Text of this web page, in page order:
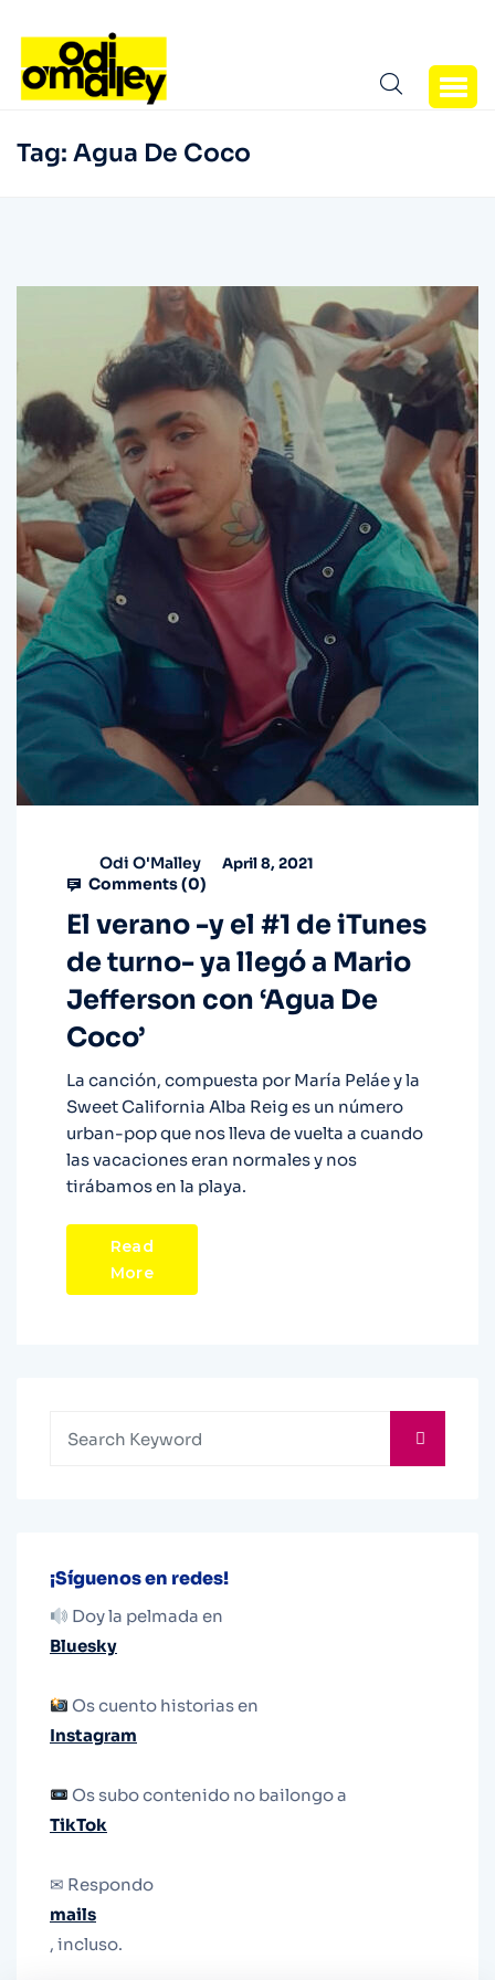
Tag: Agua De Coco
Odi O'Malley April 8, 2021
Comments (0)
El verano -y el #1 de iTunes
de turno- ya llegó a Mario
Jefferson con ‘Agua De
Coco’
La canción, compuesta por María Peláe y la
Sweet California Alba Reig es un número
urban-pop que nos lleva de vuelta a cuando
las vacaciones eran normales y nos
tirábamos en la playa.
Read
More
¡Síguenos en redes!
Doy la pelmada en
Bluesky
Os cuento historias en
Instagram
Os subo contenido no bailongo a
TikTok
✉ Respondo
mails
, incluso.